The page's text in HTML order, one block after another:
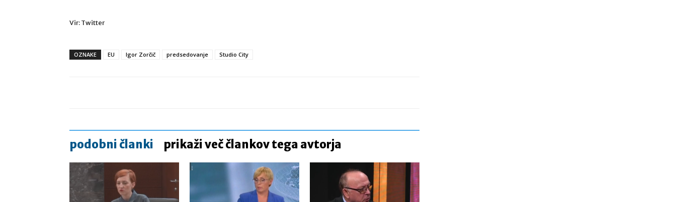
Vir: Twitter
OZNAKE EU Igor Zorčič predsedovanje Studio City
podobni članki prikaži več člankov tega avtorja